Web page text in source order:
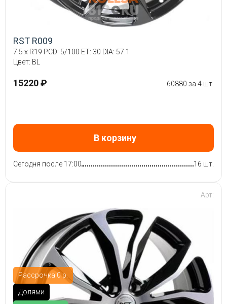
RST R009
7.5 x R19 PCD: 5/100 ET: 30 DIA: 57.1
Цвет: BL
15220 ₽ 60880 за 4 шт.
В корзину
Сегодня после 17:00 16 шт.
Рассрочка 0 р.
Долями
Арт: